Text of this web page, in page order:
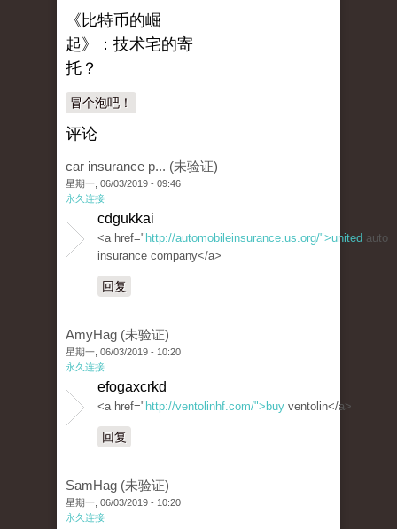
《比特币的崛
起》：技术宅的寄
托？
冒个泡吧！
评论
car insurance p... (未验证)
星期一, 06/03/2019 - 09:46
永久连接
cdgukkai
<a href=" http://automobileinsurance.us.org/">united auto
insurance company</a>
回复
AmyHag (未验证)
星期一, 06/03/2019 - 10:20
永久连接
efogaxcrkd
<a href=" http://ventolinhf.com/">buy ventolin</a>
回复
SamHag (未验证)
星期一, 06/03/2019 - 10:20
永久连接